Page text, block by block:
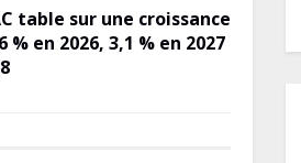
table sur une croissance
% en 2026, 3,1 % en 2027